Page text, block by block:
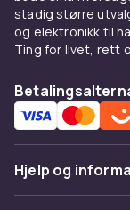
stadig større
og elektronikk til
Ting for livet, rett
Hjelp og